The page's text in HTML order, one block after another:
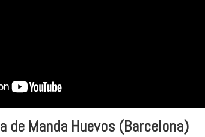
de Manda Huevos (Barcelona)